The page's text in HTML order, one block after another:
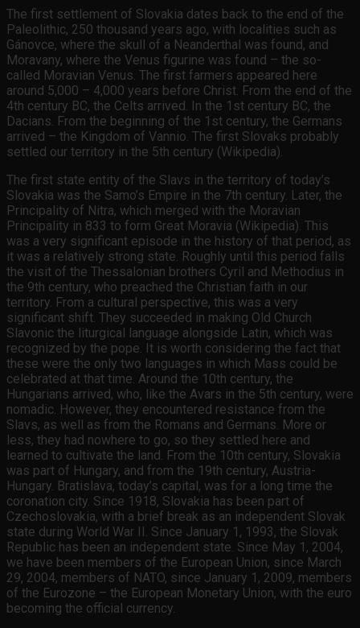
The first settlement of Slovakia dates back to the end of the
Paleolithic, 250 thousand years ago, with localities such as
Gánovce, where the skull of a Neanderthal was found, and
Moravany, where the Venus figurine was found – the so-
called Moravian Venus. The first farmers appeared here
around 5,000 – 4,000 years before Christ. From the end of the
4th century BC, the Celts arrived. In the 1st century BC, the
Dacians. From the beginning of the 1st century, the Germans
arrived – the Kingdom of Vannio. The first Slovaks probably
settled our territory in the 5th century (Wikipedia).
The first state entity of the Slavs in the territory of today’s
Slovakia was the Samo’s Empire in the 7th century. Later, the
Principality of Nitra, which merged with the Moravian
Principality in 833 to form Great Moravia (Wikipedia). This
was a very significant episode in the history of that period, as
it was a relatively strong state. Roughly until this period falls
the visit of the Thessalonian brothers Cyril and Methodius in
the 9th century, who preached the Christian faith in our
territory. From a cultural perspective, this was a very
significant shift. They succeeded in making Old Church
Slavonic the liturgical language alongside Latin, which was
recognized by the pope. It is worth considering the fact that
these were the only two languages in which Mass could be
celebrated at that time. Around the 10th century, the
Hungarians arrived, who, like the Avars in the 5th century, were
nomadic. However, they encountered resistance from the
Slavs, as well as from the Romans and Germans. More or
less, they had nowhere to go, so they settled here and
learned to cultivate the land. From the 10th century, Slovakia
was part of Hungary, and from the 19th century, Austria-
Hungary. Bratislava, today’s capital, was for a long time the
coronation city. Since 1918, Slovakia has been part of
Czechoslovakia, with a brief break as an independent Slovak
state during World War II. Since January 1, 1993, the Slovak
Republic has been an independent state. Since May 1, 2004,
we have been members of the European Union, since March
29, 2004, members of NATO, since January 1, 2009, members
of the Eurozone – the European Monetary Union, with the euro
becoming the official currency.